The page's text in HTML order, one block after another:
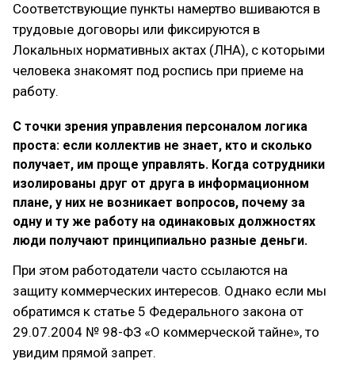
Соответствующие пункты намертво вшиваются в
трудовые договоры или фиксируются в
Локальных нормативных актах (ЛНА), с которыми
человека знакомят под роспись при приеме на
работу.
С точки зрения управления персоналом логика
проста: если коллектив не знает, кто и сколько
получает, им проще управлять. Когда сотрудники
изолированы друг от друга в информационном
плане, у них не возникает вопросов, почему за
одну и ту же работу на одинаковых должностях
люди получают принципиально разные деньги.
При этом работодатели часто ссылаются на
защиту коммерческих интересов. Однако если мы
обратимся к статье 5 Федерального закона от
29.07.2004 № 98-ФЗ «О коммерческой тайне», то
увидим прямой запрет.